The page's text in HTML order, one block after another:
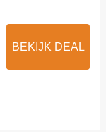
BEKIJK DEAL